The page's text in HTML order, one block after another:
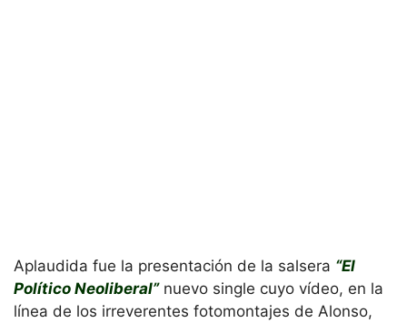
Aplaudida fue la presentación de la salsera “El
Político Neoliberal”nuevo single cuyo vídeo, en la
línea de los irreverentes fotomontajes de Alonso,